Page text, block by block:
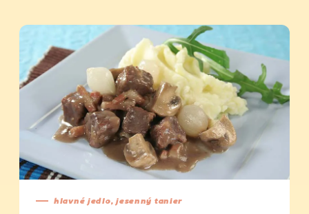
hlavné jedlo, jesenný tanier